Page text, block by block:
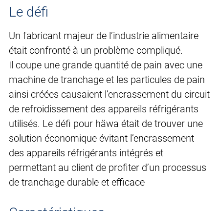
Le défi
Un fabricant majeur de l’industrie alimentaire
était confronté à un problème compliqué.
Il coupe une grande quantité de pain avec une
machine de tranchage et les particules de pain
ainsi créées causaient l’encrassement du circuit
de refroidissement des appareils réfrigérants
utilisés. Le défi pour häwa était de trouver une
solution économique évitant l’encrassement
des appareils réfrigérants intégrés et
permettant au client de profiter d’un processus
de tranchage durable et efficace